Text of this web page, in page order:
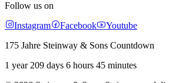
Follow us on
Instagram
Facebook
Youtube
175 Jahre Steinway & Sons Countdown
1 year 209 days 6 hours 45 minutes